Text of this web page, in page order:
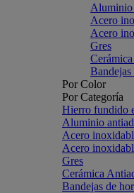
Aluminio
Acero
Acero
Gres
Por Color
Por Categoría
Hierro fundido
Aluminio
Acero
Acero
Gres
Cerámica
Bandejas de